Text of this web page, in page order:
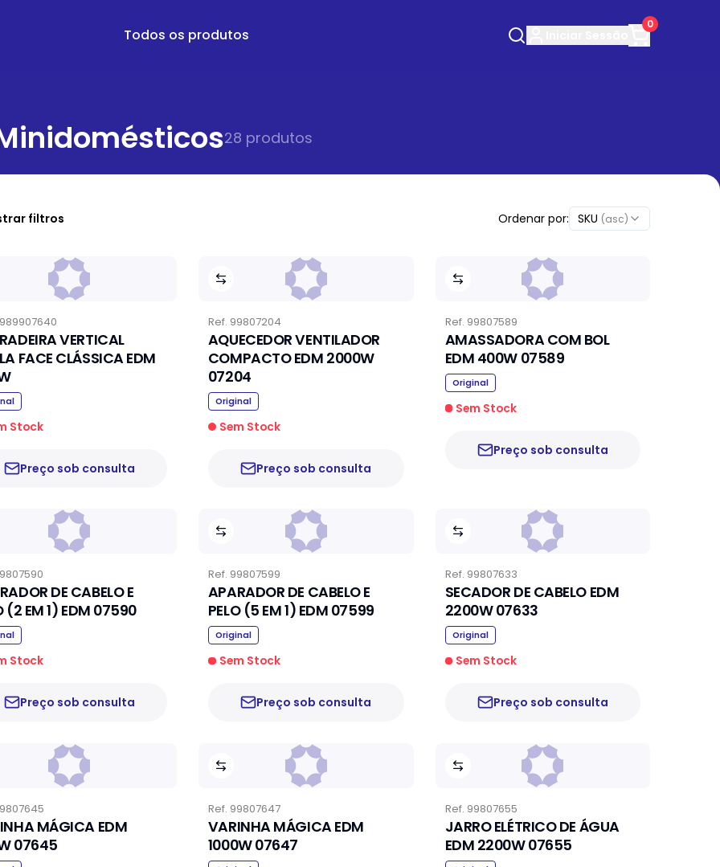
Todos os produtos
0
28 produtos
filtros Ordenar por: SKU (asc)
VERTICAL
FACE CLÁSSICA EDM
Stock
Preço sob consulta
Ref. 99807204
AQUECEDOR VENTILADOR
COMPACTO EDM 2000W
07204
Original
Sem Stock
Preço sob consulta
Ref. 99807589
AMASSADORA COM BOL
EDM 400W 07589
Original
Sem Stock
Preço sob consulta
DE CABELO E
(2 EM 1) EDM 07590
Stock
Preço sob consulta
Ref. 99807599
APARADOR DE CABELO E
PELO (5 EM 1) EDM 07599
Original
Sem Stock
Preço sob consulta
Ref. 99807633
SECADOR DE CABELO EDM
2200W 07633
Original
Sem Stock
Preço sob consulta
MÁGICA EDM
07645
Ref. 99807647
VARINHA MÁGICA EDM
1000W 07647
Ref. 99807655
JARRO ELÉTRICO DE ÁGUA
EDM 2200W 07655